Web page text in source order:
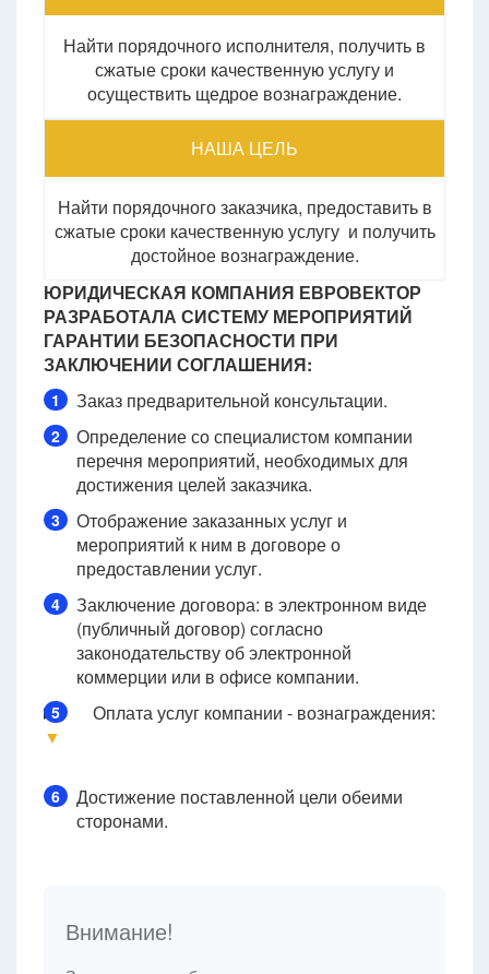
Найти порядочного исполнителя, получить в
сжатые сроки качественную услугу и
осуществить щедрое вознаграждение.
НАША ЦЕЛЬ
Найти порядочного заказчика, предоставить в
сжатые сроки качественную услугу и получить
достойное вознаграждение.
ЮРИДИЧЕСКАЯ КОМПАНИЯ ЕВРОВЕКТОР
РАЗРАБОТАЛА СИСТЕМУ МЕРОПРИЯТИЙ
ГАРАНТИИ БЕЗОПАСНОСТИ ПРИ
ЗАКЛЮЧЕНИИ СОГЛАШЕНИЯ:
1 Заказ предварительной консультации.
2
Определение со специалистом компании
перечня мероприятий, необходимых для
достижения целей заказчика.
3
Отображение заказанных услуг и
мероприятий к ним в договоре о
предоставлении услуг.
4
Заключение договора: в электронном виде
(публичный договор) согласно
законодательству об электронной
коммерции или в офисе компании.
5Оплата услуг компании - вознаграждения:
▼
6
Достижение поставленной цели обеими
сторонами.
Внимание!